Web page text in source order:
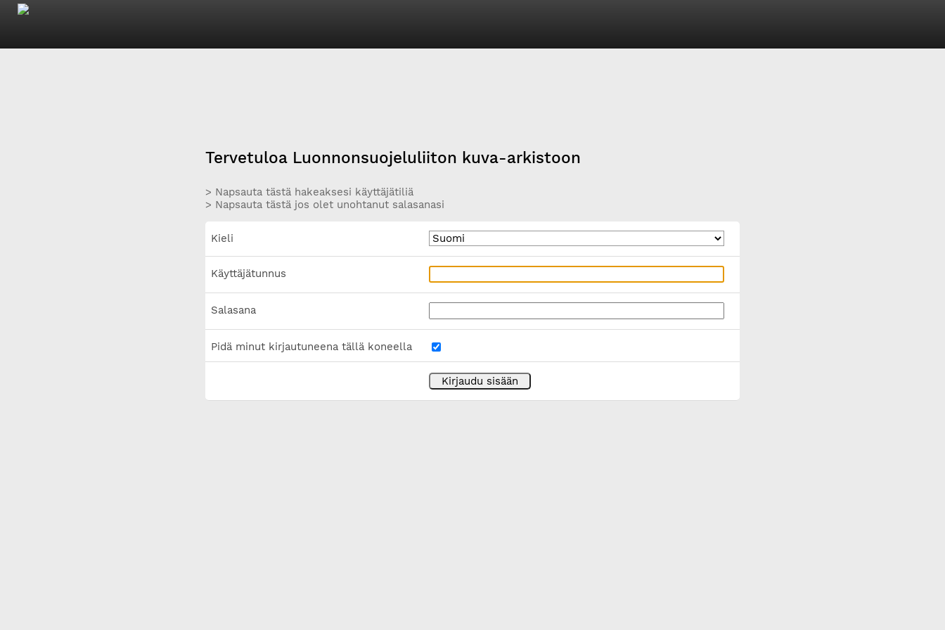
Tervetuloa Luonnonsuojeluliiton kuva-arkistoon
> Napsauta tästä hakeaksesi käyttäjätiliä
> Napsauta tästä jos olet unohtanut salasanasi
Kieli
Käyttäjätunnus
Salasana
Pidä minut kirjautuneena tällä koneella